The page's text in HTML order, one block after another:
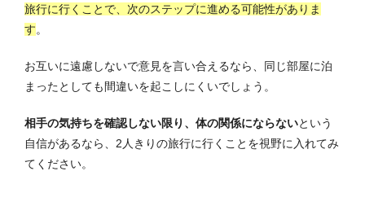
旅行に行くことで、次のステップに進める可能性がありま
す。
お互いに遠慮しないで意見を言い合えるなら、同じ部屋に泊
まったとしても間違いを起こしにくいでしょう。
相手の気持ちを確認しない限り、体の関係にならないという
自信があるなら、2人きりの旅行に行くことを視野に入れてみ
てください。